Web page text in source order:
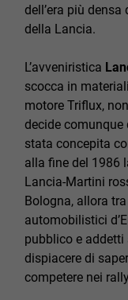
dell’era più
della Lancia.
L’avveniristica
scocca in
motore Triflux,
decide comunque
stata concepita
alla fine del 1986
Lancia-Martini
Bologna, allora
automobilistici
pubblico e
dispiacere di
competere nei